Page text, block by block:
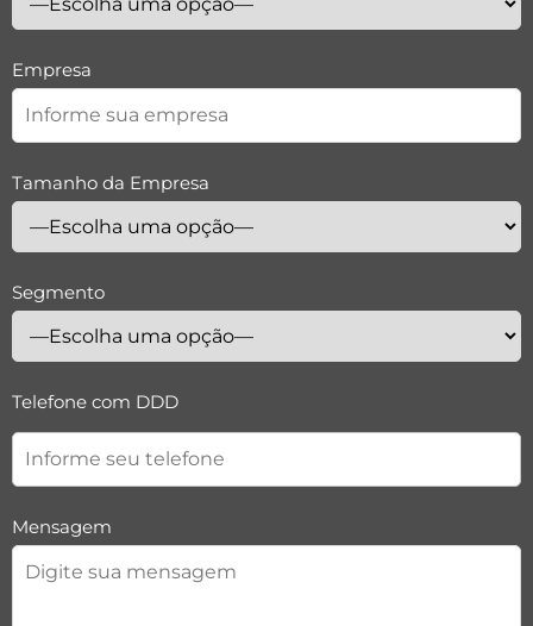
Empresa
Tamanho da Empresa
Segmento
Telefone com DDD
Mensagem